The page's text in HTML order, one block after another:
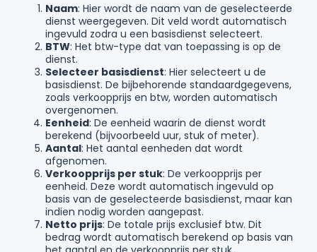
Naam: Hier wordt de naam van de geselecteerde
dienst weergegeven. Dit veld wordt automatisch
ingevuld zodra u een basisdienst selecteert.
BTW: Het btw-type dat van toepassing is op de
dienst.
Selecteer basisdienst: Hier selecteert u de
basisdienst. De bijbehorende standaardgegevens,
zoals verkoopprijs en btw, worden automatisch
overgenomen.
Eenheid: De eenheid waarin de dienst wordt
berekend (bijvoorbeeld uur, stuk of meter).
Aantal: Het aantal eenheden dat wordt
afgenomen.
Verkoopprijs per stuk: De verkoopprijs per
eenheid. Deze wordt automatisch ingevuld op
basis van de geselecteerde basisdienst, maar kan
indien nodig worden aangepast.
Netto prijs: De totale prijs exclusief btw. Dit
bedrag wordt automatisch berekend op basis van